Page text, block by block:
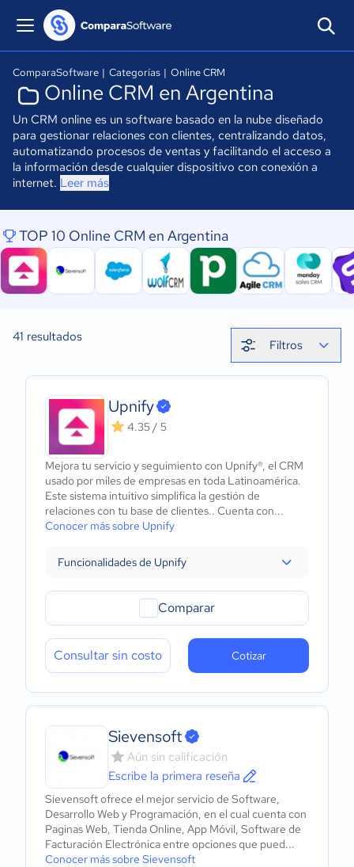
ComparaSoftware | Categorías | Online CRM
Online CRM en Argentina
Un CRM online es un software basado en la nube diseñado
para gestionar relaciones con clientes, centralizando datos,
automatizando procesos de ventas y facilitando el acceso a
la información desde cualquier dispositivo con conexión a
internet. Leer más
TOP 10 Online CRM en Argentina
41 resultados
Filtros
Upnify
4.35 / 5
Mejora tu servicio y seguimiento con Upnify®, el CRM
usado por miles de empresas en toda Latinoamérica.
Este sistema intuitivo simplifica la gestión de
relaciones con tu base de clientes.. Cuenta con...
Conocer más sobre Upnify
Funcionalidades de Upnify
Comparar
Consultar sin costo Cotizar
Sievensoft
Aún sin calificación
Escribe la primera reseña
Sievensoft ofrece el mejor servicio de Software,
Desarrollo Web y Programación, en el cual cuenta con
Paginas Web, Tienda Online, App Móvil, Software de
Facturación Electrónica entre opciones que pued...
Conocer más sobre Sievensoft